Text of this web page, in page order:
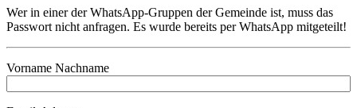
Wer in einer der WhatsApp-Gruppen der Gemeinde ist, muss das
Passwort nicht anfragen. Es wurde bereits per WhatsApp mitgeteilt!
Vorname Nachname